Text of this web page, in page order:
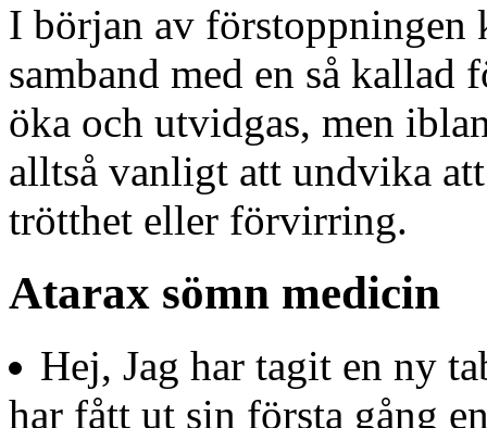
I början av förstoppningen
samband med en så
öka och utvidgas, men
alltså vanligt att undvika
trötthet eller förvirring.
Atarax sömn medicin
Hej, Jag har tagit en ny
har fått ut sin första gång